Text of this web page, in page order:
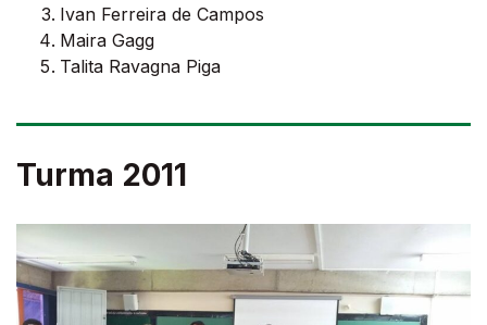
Ivan Ferreira de Campos
Maira Gagg
Talita Ravagna Piga
Turma 2011